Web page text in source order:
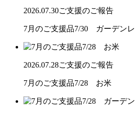
2026.07.30ご支援のご報告
7月のご支援品7/30 ガーデン
2026.07.28ご支援のご報告
7月のご支援品7/28 お米